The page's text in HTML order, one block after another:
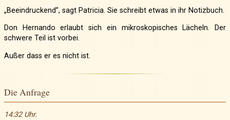
„Beeindruckend”, sagt Patricia. Sie schreibt etwas in ihr Notizbuch.
Don Hernando erlaubt sich ein mikroskopisches Lächeln. Der
schwere Teil ist vorbei.
Außer dass er es nicht ist.
Die Anfrage
14:32 Uhr.